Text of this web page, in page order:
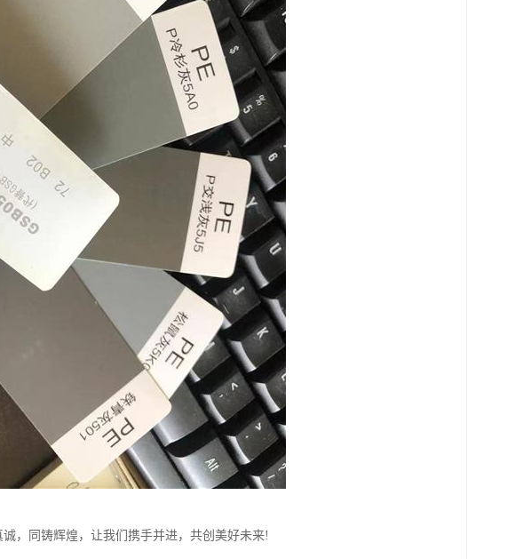
，同铸辉煌，让我们携手并进，共创美好未来!